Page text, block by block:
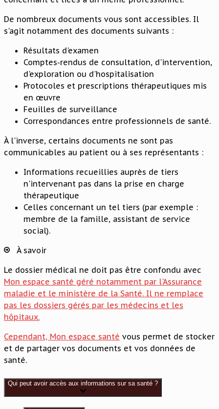
De nombreux documents vous sont accessibles. Il
s'agit notamment des documents suivants :
Résultats d'examen
Comptes-rendus de consultation, d'intervention,
d'exploration ou d'hospitalisation
Protocoles et prescriptions thérapeutiques mis
en œuvre
Feuilles de surveillance
Correspondances entre professionnels de santé.
À l'inverse, certains documents ne sont pas
communicables au patient ou à ses représentants :
Informations recueillies auprès de tiers
n'intervenant pas dans la prise en charge
thérapeutique
Celles concernant un tel tiers (par exemple :
membre de la famille, assistant de service
social).
À savoir
Le dossier médical ne doit pas être confondu avec
Mon espace santé géré notamment par l'Assurance
maladie et le ministère de la Santé. Il ne remplace
pas les dossiers gérés par les médecins et les
hôpitaux.
Cependant, Mon espace santé vous permet de stocker
et de partager vos documents et vos données de
santé.
Qui peut avoir accès aux informations sur sa santé ?